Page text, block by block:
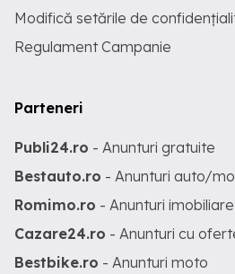
Modifică setările de
Regulament Campanie
Parteneri
Publi24.ro - Anunturi gratuite
Bestauto.ro - Anunturi auto/
Romimo.ro - Anunturi imobiliare
Cazare24.ro - Anunturi cu
Bestbike.ro - Anunturi moto